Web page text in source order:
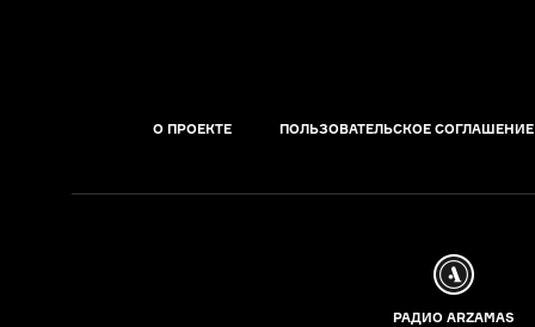
О ПРОЕКТЕ ПОЛЬЗОВАТЕЛЬСКОЕ СОГЛАШЕНИЕ
РАДИО ARZAMAS